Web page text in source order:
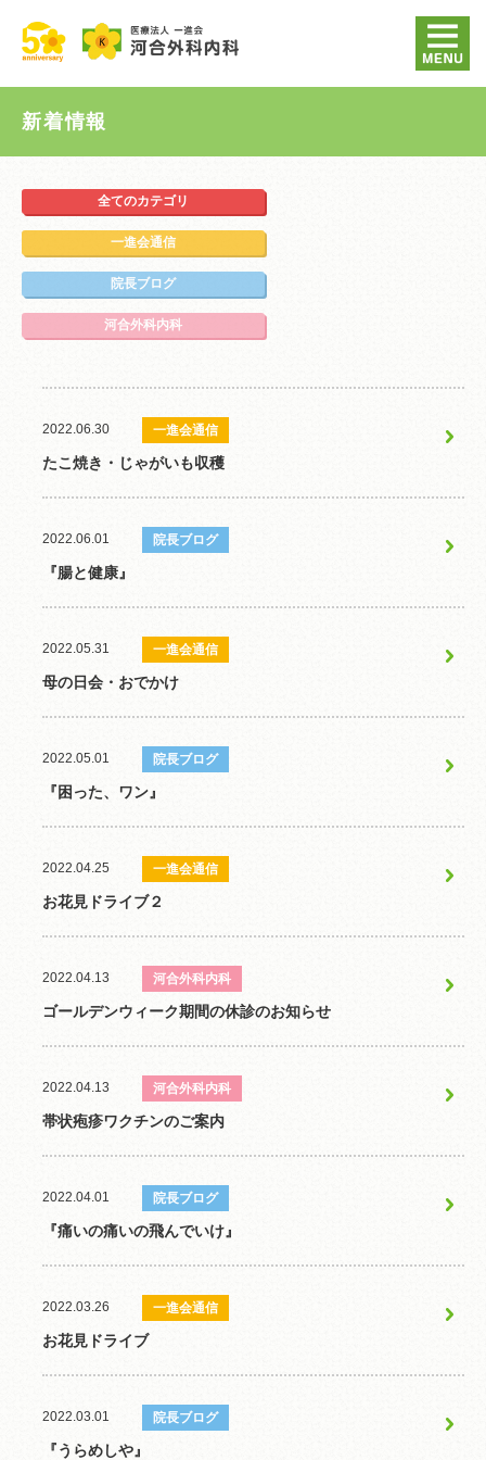
新着情報
全てのカテゴリ
一進会通信
院長ブログ
河合外科内科
2022.06.30 一進会通信
たこ焼き・じゃがいも収穫
2022.06.01 院長ブログ
『腸と健康』
2022.05.31 一進会通信
母の日会・おでかけ
2022.05.01 院長ブログ
『困った、ワン』
2022.04.25 一進会通信
お花見ドライブ２
2022.04.13 河合外科内科
ゴールデンウィーク期間の休診のお知らせ
2022.04.13 河合外科内科
帯状疱疹ワクチンのご案内
2022.04.01 院長ブログ
『痛いの痛いの飛んでいけ』
2022.03.26 一進会通信
お花見ドライブ
2022.03.01 院長ブログ
『うらめしや』